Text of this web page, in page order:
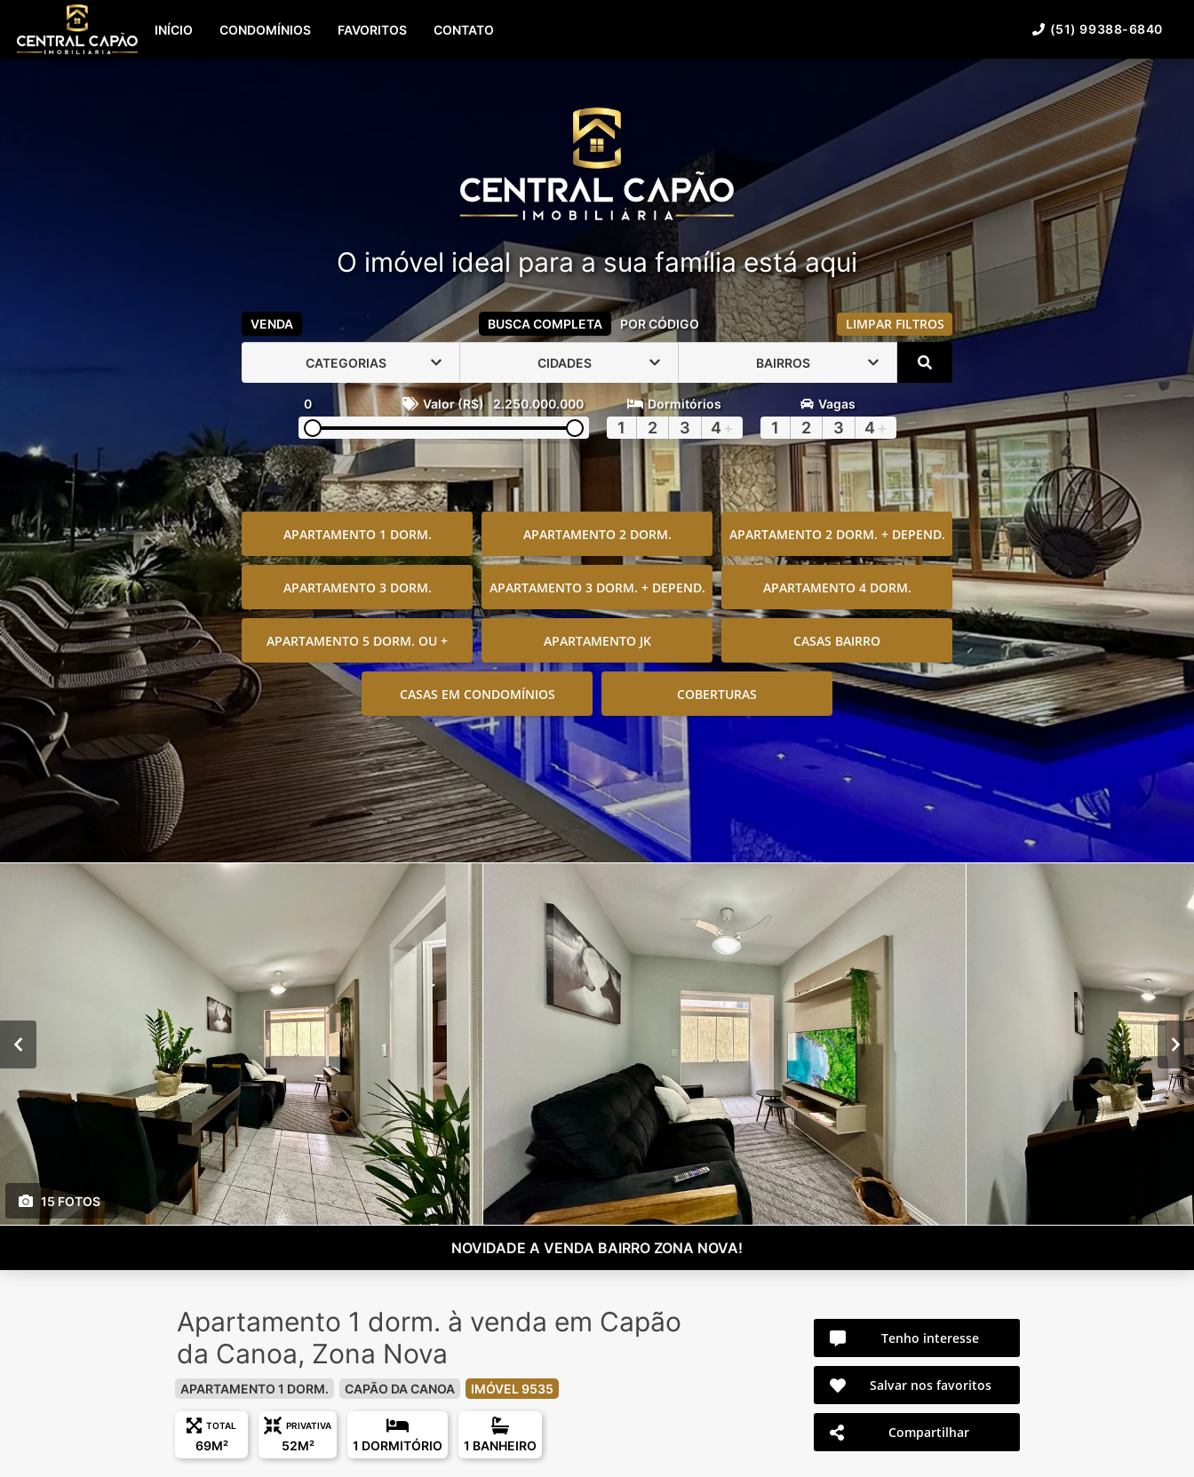
INÍCIO CONDOMÍNIOS FAVORITOS CONTATO (51) 99388-6840
O imóvel ideal para a sua família está aqui
VENDA BUSCA COMPLETA POR CÓDIGO LIMPAR FILTROS
CATEGORIAS CIDADES BAIRROS
0 Valor (R$) 2.250.000.000 Dormitórios
1 2 3 4 +
Vagas
1 2 3 4 +
APARTAMENTO 1 DORM. APARTAMENTO 2 DORM. APARTAMENTO 2 DORM. + DEPEND.
APARTAMENTO 3 DORM. APARTAMENTO 3 DORM. + DEPEND. APARTAMENTO 4 DORM.
APARTAMENTO 5 DORM. OU + APARTAMENTO JK CASAS BAIRRO
CASAS EM CONDOMÍNIOS COBERTURAS
15 FOTOS
NOVIDADE A VENDA BAIRRO ZONA NOVA!
Apartamento 1 dorm. à venda em Capão
da Canoa, Zona Nova
APARTAMENTO 1 DORM. CAPÃO DA CANOA IMÓVEL 9535
TOTAL
69M²
PRIVATIVA
52M² 1 DORMITÓRIO 1 BANHEIRO
Tenho interesse
Salvar nos favoritos
Compartilhar